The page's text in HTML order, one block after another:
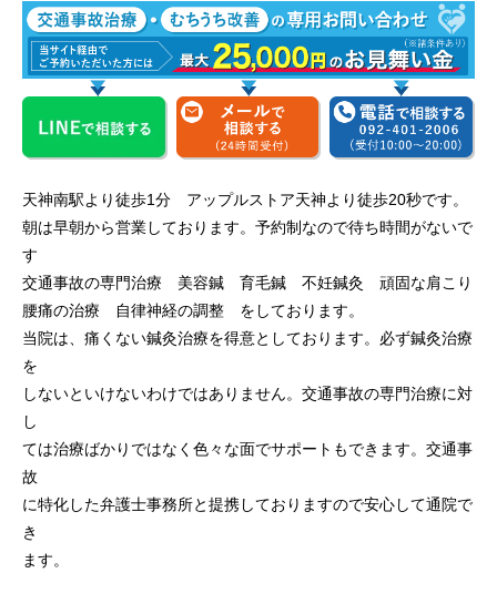
天神南駅より徒歩1分 アップルストア天神より徒歩20秒です。
朝は早朝から営業しております。予約制なので待ち時間がないで
す
交通事故の専門治療 美容鍼 育毛鍼 不妊鍼灸 頑固な肩こり
腰痛の治療 自律神経の調整 をしております。
当院は、痛くない鍼灸治療を得意としております。必ず鍼灸治療
を
しないといけないわけではありません。交通事故の専門治療に対
し
ては治療ばかりではなく色々な面でサポートもできます。交通事
故
に特化した弁護士事務所と提携しておりますので安心して通院で
き
ます。